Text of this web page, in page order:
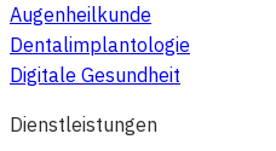
Augenheilkunde
Dentalimplantologie
Digitale Gesundheit
Dienstleistungen